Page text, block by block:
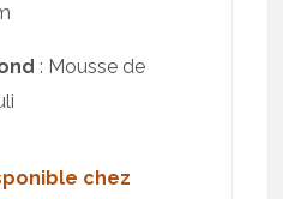
: Mousse de
chez